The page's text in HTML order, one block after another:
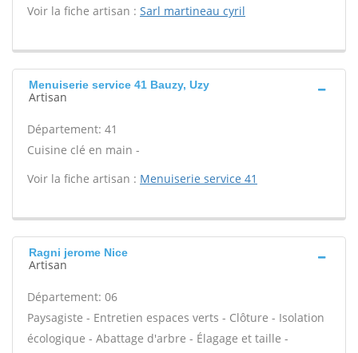
Voir la fiche artisan : Sarl martineau cyril
Menuiserie service 41 Bauzy, Uzy
Artisan
Département: 41
Cuisine clé en main -
Voir la fiche artisan : Menuiserie service 41
Ragni jerome Nice
Artisan
Département: 06
Paysagiste - Entretien espaces verts - Clôture - Isolation
écologique - Abattage d'arbre - Élagage et taille -